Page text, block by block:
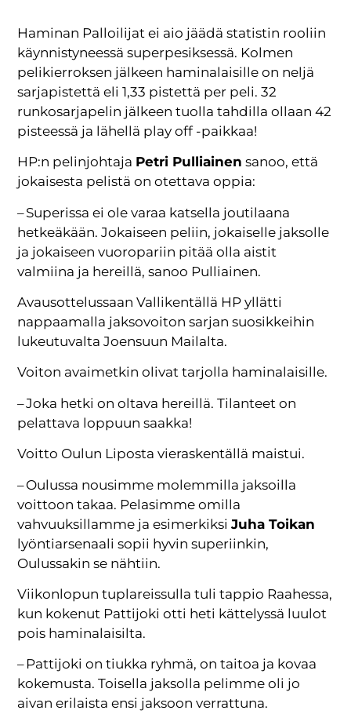
Haminan Palloilijat ei aio jäädä statistin rooliin
käynnistyneessä superpesiksessä. Kolmen
pelikierroksen jälkeen haminalaisille on neljä
sarjapistettä eli 1,33 pistettä per peli. 32
runkosarjapelin jälkeen tuolla tahdilla ollaan 42
pisteessä ja lähellä play off -paikkaa!
HP:n pelinjohtaja Petri Pulliainen sanoo, että
jokaisesta pelistä on otettava oppia:
– Superissa ei ole varaa katsella joutilaana
hetkeäkään. Jokaiseen peliin, jokaiselle jaksolle
ja jokaiseen vuoropariin pitää olla aistit
valmiina ja hereillä, sanoo Pulliainen.
Avausottelussaan Vallikentällä HP yllätti
nappaamalla jaksovoiton sarjan suosikkeihin
lukeutuvalta Joensuun Mailalta.
Voiton avaimetkin olivat tarjolla haminalaisille.
– Joka hetki on oltava hereillä. Tilanteet on
pelattava loppuun saakka!
Voitto Oulun Liposta vieraskentällä maistui.
– Oulussa nousimme molemmilla jaksoilla
voittoon takaa. Pelasimme omilla
vahvuuksillamme ja esimerkiksiJuha Toikan
lyöntiarsenaali sopii hyvin superiinkin,
Oulussakin se nähtiin.
Viikonlopun tuplareissulla tuli tappio Raahessa,
kun kokenut Pattijoki otti heti kättelyssä luulot
pois haminalaisilta.
– Pattijoki on tiukka ryhmä, on taitoa ja kovaa
kokemusta. Toisella jaksolla pelimme oli jo
aivan erilaista ensi jaksoon verrattuna.